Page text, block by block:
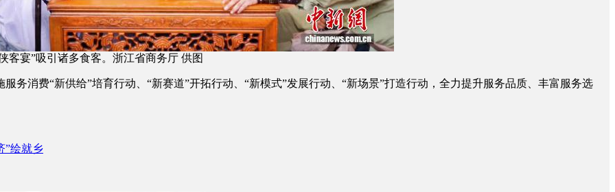
客宴”吸引诸多食客。浙江省商务厅 供图
消费“新供给”培育行动、“新赛道”开拓行动、“新模式”发展行动、“新场景”打造行动，全力提升服务品质、丰富服务选
”绘就乡